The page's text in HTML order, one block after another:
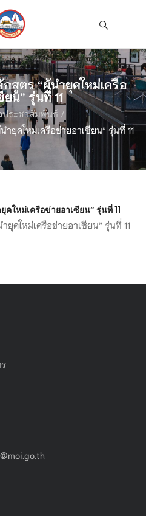
สูตร “ผู้นำยุคใหม่เครือ
ยน” รุ่นที่ 11
ประชาสัมพันธ์ /
ยุคใหม่เครือข่ายอาเซียน” รุ่นที่ 11
ใหม่เครือข่ายอาเซียน” รุ่นที่ 11
คใหม่เครือข่ายอาเซียน” รุ่นที่ 11